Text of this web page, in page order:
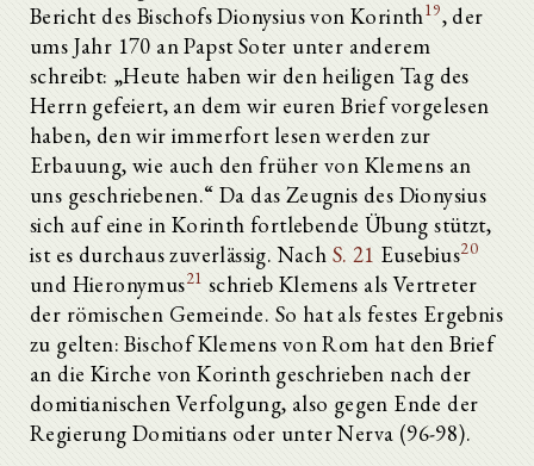
Bericht des Bischofs Dionysius von Korinth19, der
ums Jahr 170 an Papst Soter unter anderem
schreibt: „Heute haben wir den heiligen Tag des
Herrn gefeiert, an dem wir euren Brief vorgelesen
haben, den wir immerfort lesen werden zur
Erbauung, wie auch den früher von Klemens an
uns geschriebenen.“ Da das Zeugnis des Dionysius
sich auf eine in Korinth fortlebende Übung stützt,
ist es durchaus zuverlässig. Nach S. 21 Eusebius20
und Hieronymus21 schrieb Klemens als Vertreter
der römischen Gemeinde. So hat als festes Ergebnis
zu gelten: Bischof Klemens von Rom hat den Brief
an die Kirche von Korinth geschrieben nach der
domitianischen Verfolgung, also gegen Ende der
Regierung Domitians oder unter Nerva (96-98).